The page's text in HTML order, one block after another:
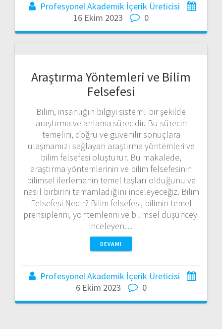
Profesyonel Akademik İçerik Üreticisi
16 Ekim 2023
0
Araştırma Yöntemleri ve Bilim
Felsefesi
Bilim, insanlığın bilgiyi sistemli bir şekilde
araştırma ve anlama sürecidir. Bu sürecin
temelini, doğru ve güvenilir sonuçlara
ulaşmamızı sağlayan araştırma yöntemleri ve
bilim felsefesi oluşturur. Bu makalede,
araştırma yöntemlerinin ve bilim felsefesinin
bilimsel ilerlemenin temel taşları olduğunu ve
nasıl birbirini tamamladığını inceleyeceğiz. Bilim
Felsefesi Nedir? Bilim felsefesi, bilimin temel
prensiplerini, yöntemlerini ve bilimsel düşünceyi
inceleyen…
DEVAMI
Profesyonel Akademik İçerik Üreticisi
6 Ekim 2023
0